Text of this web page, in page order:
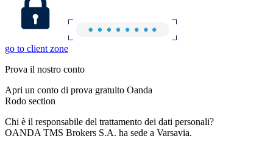
go to client zone
Prova il nostro conto
Apri un conto di prova gratuito Oanda
Rodo section
Chi è il responsabile del trattamento dei dati personali?
OANDA TMS Brokers S.A. ha sede a Varsavia.